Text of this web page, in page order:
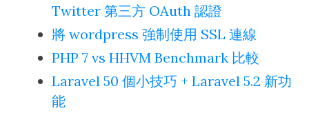
Twitter 第三方 OAuth 認證
將 wordpress 強制使用 SSL 連線
PHP 7 vs HHVM Benchmark 比較
Laravel 50 個小技巧 + Laravel 5.2 新功
能